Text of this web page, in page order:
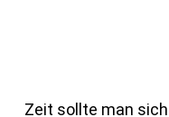
Zeit sollte man